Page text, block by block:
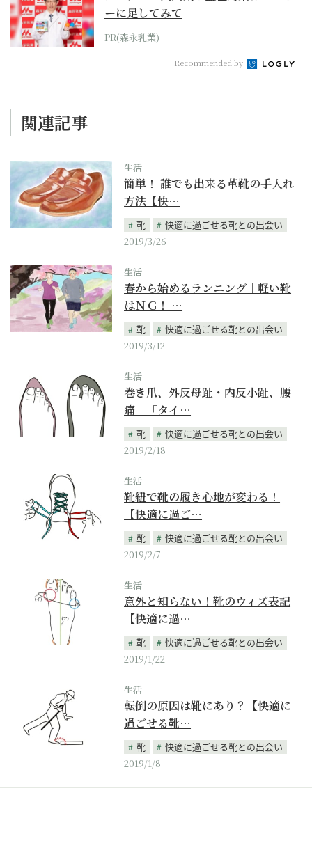
ーに足してみて
PR(森永乳業)
Recommended by
関連記事
生活
簡単！ 誰でも出来る革靴の手入れ
方法【快…
靴
快適に過ごせる靴との出会い
2019/3/26
生活
春から始めるランニング｜軽い靴
はＮＧ！ …
靴
快適に過ごせる靴との出会い
2019/3/12
生活
巻き爪、外反母趾・内反小趾、腰
痛｜「タイ…
靴
快適に過ごせる靴との出会い
2019/2/18
生活
靴紐で靴の履き心地が変わる！
【快適に過ご…
靴
快適に過ごせる靴との出会い
2019/2/7
生活
意外と知らない！靴のウィズ表記
【快適に過…
靴
快適に過ごせる靴との出会い
2019/1/22
生活
転倒の原因は靴にあり？【快適に
過ごせる靴…
靴
快適に過ごせる靴との出会い
2019/1/8